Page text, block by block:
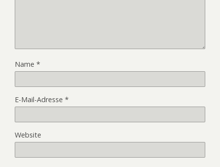
Name *
E-Mail-Adresse *
Website